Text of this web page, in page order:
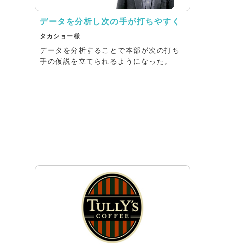
データを分析し次の手が打ちやすく
タカショー様
データを分析することで本部が次の打ち
手の仮説を立てられるようになった。